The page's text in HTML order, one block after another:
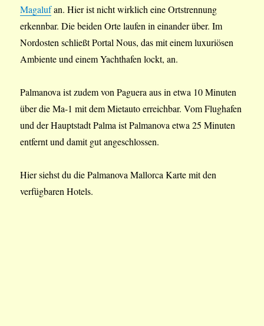
Magalufan. Hier ist nicht wirklich eine Ortstrennung
erkennbar. Die beiden Orte laufen in einander über. Im
Nordosten schließt Portal Nous, das mit einem luxuriösen
Ambiente und einem Yachthafen lockt, an.
Palmanova ist zudem von Paguera aus in etwa 10 Minuten
über die Ma-1 mit dem Mietauto erreichbar. Vom Flughafen
und der Hauptstadt Palma ist Palmanova etwa 25 Minuten
entfernt und damit gut angeschlossen.
Hier siehst du die Palmanova Mallorca Karte mit den
verfügbaren Hotels.